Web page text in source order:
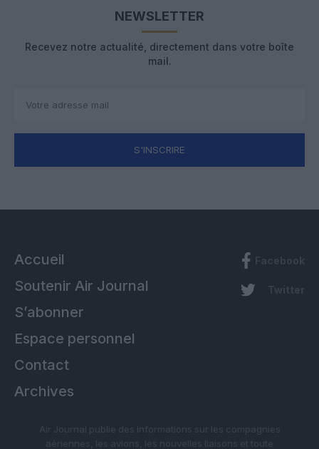
NEWSLETTER
Recevez notre actualité, directement dans votre boîte
mail.
S'INSCRIRE
Accueil
Soutenir Air Journal
S’abonner
Espace personnel
Contact
Archives